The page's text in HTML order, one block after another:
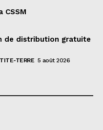
CSSM
de distribution gratuite
TERRE 5 août 2026